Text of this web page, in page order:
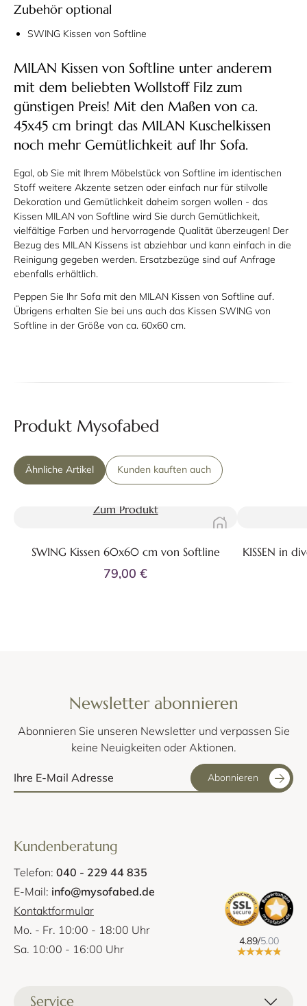
Zubehör optional
SWING Kissen von Softline
MILAN Kissen von Softline unter anderem
mit dem beliebten Wollstoff Filz zum
günstigen Preis! Mit den Maßen von ca.
45x45 cm bringt das MILAN Kuschelkissen
noch mehr Gemütlichkeit auf Ihr Sofa.
Egal, ob Sie mit Ihrem Möbelstück von Softline im identischen
Stoff weitere Akzente setzen oder einfach nur für stilvolle
Dekoration und Gemütlichkeit daheim sorgen wollen - das
Kissen MILAN von Softline wird Sie durch Gemütlichkeit,
vielfältige Farben und hervorragende Qualität überzeugen! Der
Bezug des MILAN Kissens ist abziehbar und kann einfach in die
Reinigung gegeben werden. Ersatzbezüge sind auf Anfrage
ebenfalls erhältlich.
Peppen Sie Ihr Sofa mit den MILAN Kissen von Softline auf.
Übrigens erhalten Sie bei uns auch das Kissen SWING von
Softline in der Größe von ca. 60x60 cm.
Produkt Mysofabed
Ähnliche Artikel Kunden kauften auch
Zum Produkt
SWING Kissen 60x60 cm von Softline
79,00 €
KISSEN in
Newsletter abonnieren
Abonnieren Sie unseren Newsletter und verpassen Sie
keine Neuigkeiten oder Aktionen.
Abonnieren
Kundenberatung
Telefon: 040 - 229 44 835
E-Mail: info@mysofabed.de
Kontaktformular
Mo. - Fr. 10:00 - 18:00 Uhr
Sa. 10:00 - 16:00 Uhr
4.89/5.00
Service